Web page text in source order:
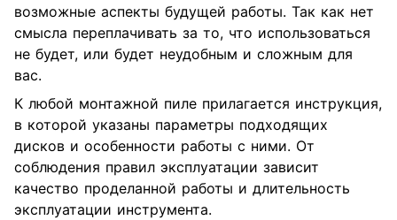
возможные аспекты будущей работы. Так как нет
смысла переплачивать за то, что использоваться
не будет, или будет неудобным и сложным для
вас.
К любой монтажной пиле прилагается инструкция,
в которой указаны параметры подходящих
дисков и особенности работы с ними. От
соблюдения правил эксплуатации зависит
качество проделанной работы и длительность
эксплуатации инструмента.